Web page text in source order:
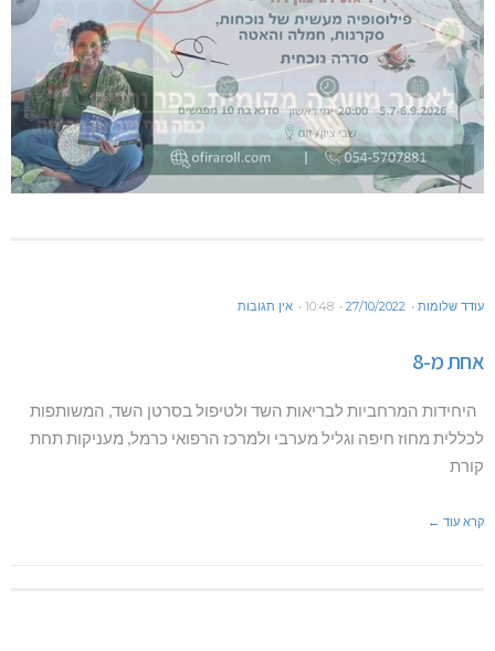
עודד שלומות 27/10/2022
10:48 אין תגובות
אחת מ-8
היחידות המרחביות לבריאות השד ולטיפול בסרטן השד, המשותפות
לכללית מחוז חיפה וגליל מערבי ולמרכז הרפואי כרמל, מעניקות תחת
קורת
קרא עוד ←